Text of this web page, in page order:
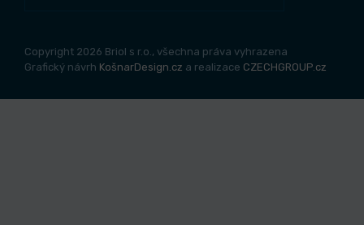
Copyright 2026 Briol s r.o., všechna práva vyhrazena
Grafický návrh KošnarDesign.cz a realizace CZECHGROUP.cz